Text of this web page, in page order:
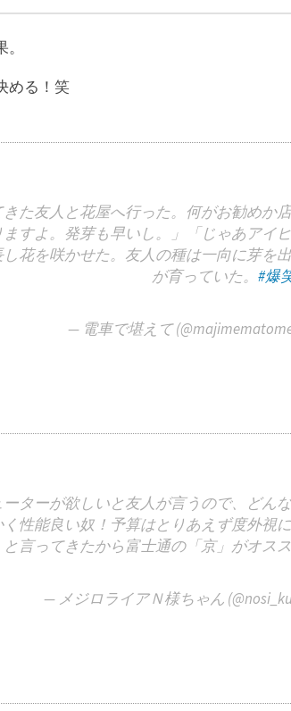
める！笑
た友人と花屋へ行った。何がお勧めか
ますよ。発芽も早いし。」「じゃあアイ
花を咲かせた。友人の種は一向に芽を
が育っていた。 #爆
— 電車で堪えて
ーターが欲しいと友人が言うので、どん
く性能良い奴！予算はとりあえず度外視
と言ってきたから富士通の「京」がオス
— メジロライアＮ様ちゃん